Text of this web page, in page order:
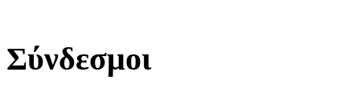
Σύνδεσμοι